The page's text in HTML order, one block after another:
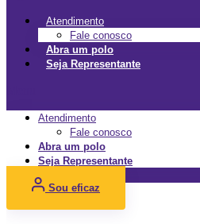
Atendimento
Fale conosco
Abra um polo
Seja Representante
Atendimento
Fale conosco
Abra um polo
Seja Representante
Sou eficaz